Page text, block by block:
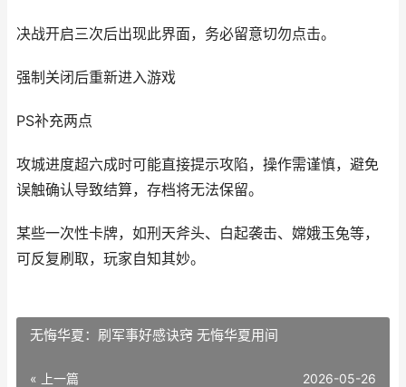
决战开启三次后出现此界面，务必留意切勿点击。
强制关闭后重新进入游戏
PS补充两点
攻城进度超六成时可能直接提示攻陷，操作需谨慎，避免
误触确认导致结算，存档将无法保留。
某些一次性卡牌，如刑天斧头、白起袭击、嫦娥玉兔等，
可反复刷取，玩家自知其妙。
无悔华夏：刷军事好感诀窍 无悔华夏用间
« 上一篇 2026-05-26